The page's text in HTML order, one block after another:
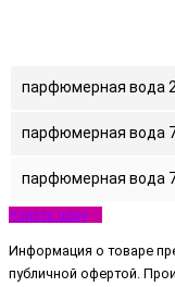
парфюмерная вода
парфюмерная вода
парфюмерная вода
Узнать цену
Информация о товаре
публичной офертой.